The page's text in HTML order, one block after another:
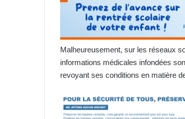
Malheureusement, sur les réseaux
informations médicales infondées
revoyant ses conditions en matière